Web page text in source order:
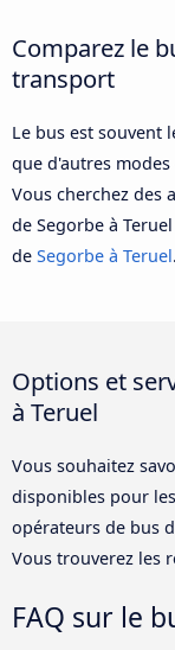
Comparez le
transport
Le bus est souvent
que d'autres
Vous cherchez des
de Segorbe à
de Segorbe à Teruel.
Options et
à Teruel
Vous souhaitez
disponibles pour
opérateurs de bus
Vous trouverez les
FAQ sur le